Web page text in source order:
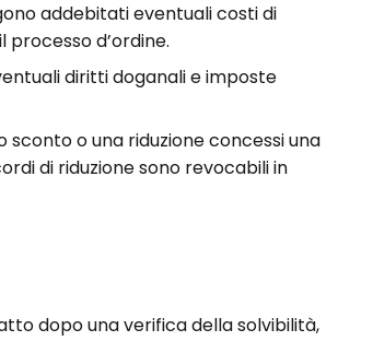
addebitati eventuali costi di
d’ordine.
diritti doganali e imposte
o una riduzione concessi una
di riduzione sono revocabili in
dopo una verifica della solvibilità,